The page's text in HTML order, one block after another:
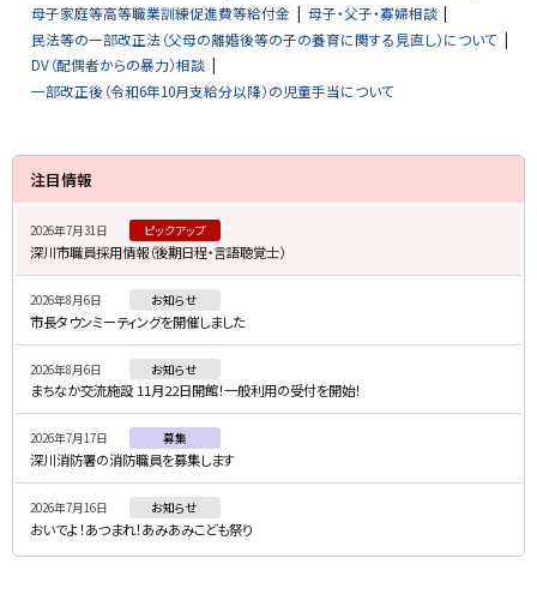
母子家庭等高等職業訓練促進費等給付金
母子・父子・寡婦相談
民法等の一部改正法（父母の離婚後等の子の養育に関する見直し）について
DV（配偶者からの暴力）相談
一部改正後（令和6年10月支給分以降）の児童手当について
サ
イ
・
メ
ニ
ュ
ー
注目情報
2026年7月31日 ピックアップ
深川市職員採用情報（後期日程・言語聴覚士）
2026年8月6日 お知らせ
市長タウンミーティングを開催しました
2026年8月6日 お知らせ
まちなか交流施設 11月22日開館！一般利用の受付を開始！
2026年7月17日 募集
深川消防署の消防職員を募集します
2026年7月16日 お知らせ
おいでよ！あつまれ！あみあみこども祭り